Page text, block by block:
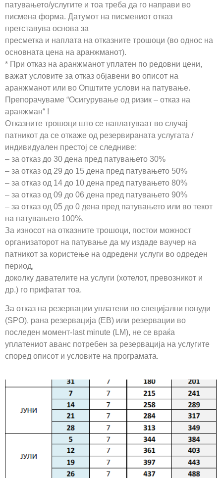
патувањето/услугите и тоа треба да го направи во
писмена форма. Датумот на писмениот отказ
претставува основа за
пресметка и наплата на отказните трошоци (во однос на
основната цена на аранжманот).
* При отказ на аранжманот уплатен по редовни цени,
важат условите за отказ објавени во описот на
аранжманот или во Општите услови на патување.
Препорачуваме “Осигурување од ризик – отказ на
аранжман“ !
Отказните трошоци што се наплатуваат во случај
патникот да се откаже од резервираната услугата /
индивидуален престој се следниве:
– за отказ до 30 дена пред патувањето 30%
– за отказ од 29 до 15 дена пред патувањето 50%
– за отказ од 14 до 10 дена пред патувањето 80%
– за отказ од 09 до 06 дена пред патувањето 90%
– за отказ од 05 до 0 дена пред патувањето или во текот
на патувањето 100%.
За износот на отказните трошоци, постои можност
организаторот на патување да му издаде ваучер на
патникот за користење на одредени услуги во одреден
период,
доколку давателите на услуги (хотелот, превозникот и
др.) го прифатат тоа.
За отказ на резервации уплатени по специјални понуди
(SPO), рана резервација (EB) или резервации во
последен момент-last minute (LM), не се враќа
уплатениот аванс потребен за резервација на услугите
според описот и условите на програмата.